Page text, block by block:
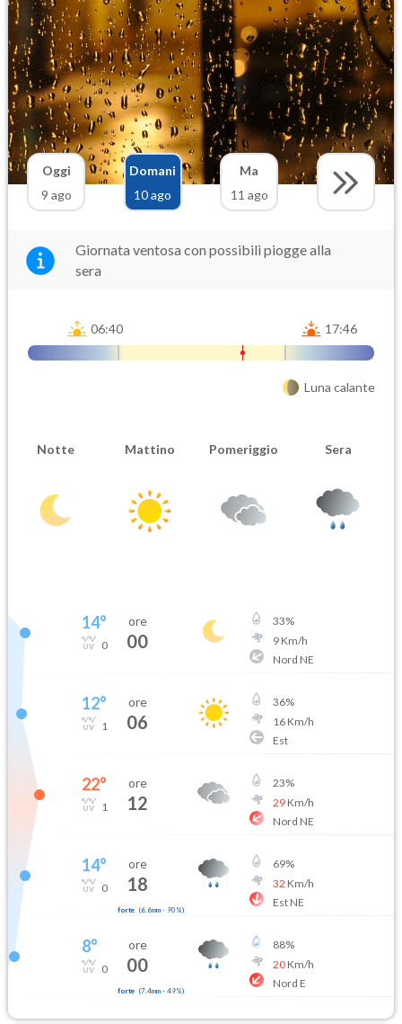
Oggi
9 ago
Domani
10 ago
Ma
11 ago
Giornata ventosa con possibili piogge alla
sera
06:40 17:46
Luna calante
Notte Mattino Pomeriggio Sera
14°
0
ore
00
33%
9Km/h
Nord NE
12°
1
ore
06
36%
16Km/h
Est
22°
1
ore
12
23%
29Km/h
Nord NE
14°
0
ore
18
forte (6.6mm- 90 %)
69%
32 Km/h
Est NE
8°
0
ore
00
forte (7.4mm- 49%)
88%
20Km/h
Nord E